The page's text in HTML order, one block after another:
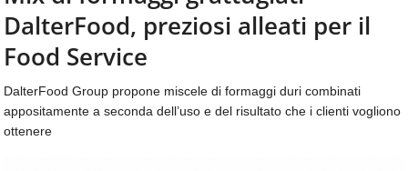
aggiornamenti
quotidiani
temi
come
ospitalità,
ristorazione,
CONTATTI
DalterFood, preziosi alleati per il
Food Service
DalterFood Group propone miscele di formaggi duri combinati
appositamente a seconda dell’uso e del risultato che i clienti vogliono
ottenere